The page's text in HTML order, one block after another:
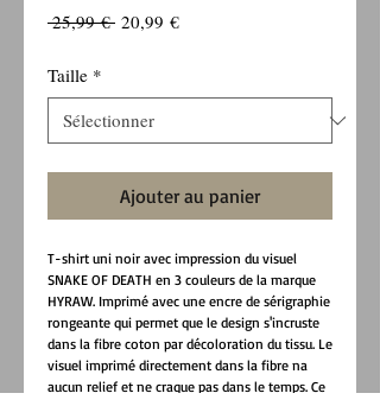
25,99 € Prix
20,99 €Prix
Taille *
Ajouter au panier
T-shirt uni noir avec impression du visuel
SNAKE OF DEATH en 3 couleurs de la marque
HYRAW. Imprimé avec une encre de sérigraphie
rongeante qui permet que le design s'incruste
dans la fibre coton par décoloration du tissu. Le
visuel imprimé directement dans la fibre na
aucun relief et ne craque pas dans le temps. Ce